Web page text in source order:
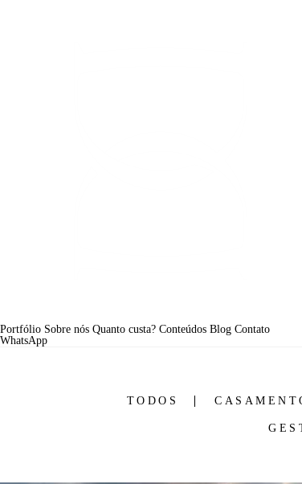
Portfólio Sobre nós Quanto custa? Conteúdos Blog Contato
WhatsApp
TODOS